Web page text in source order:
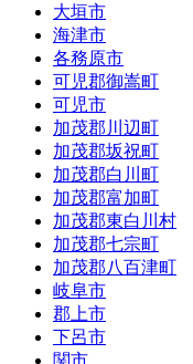
大垣市
海津市
各務原市
可児郡御嵩町
可児市
加茂郡川辺町
加茂郡坂祝町
加茂郡白川町
加茂郡富加町
加茂郡東白川村
加茂郡七宗町
加茂郡八百津町
岐阜市
郡上市
下呂市